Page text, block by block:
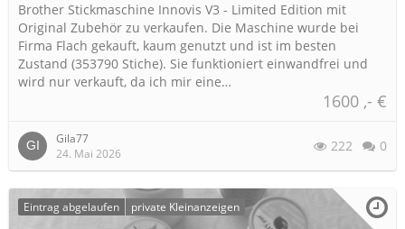
Brother Stickmaschine Innovis V3 - Limited Edition mit
Original Zubehör zu verkaufen. Die Maschine wurde bei
Firma Flach gekauft, kaum genutzt und ist im besten
Zustand (353790 Stiche). Sie funktioniert einwandfrei und
wird nur verkauft, da ich mir eine…
1600 ,- €
Gila77
24. Mai 2026
222 0
Eintrag abgelaufen private Kleinanzeigen